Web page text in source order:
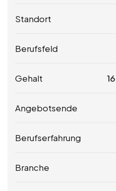
Standort
Berufsfeld
Gehalt 16
Angebotsende
Berufserfahrung
Branche